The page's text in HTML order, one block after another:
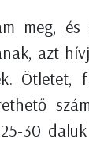
meg,
azt
Ötletet,
30